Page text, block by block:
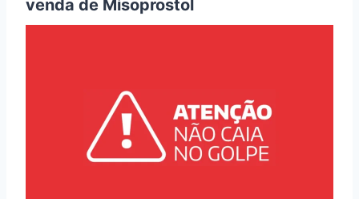
venda de Misoprostol